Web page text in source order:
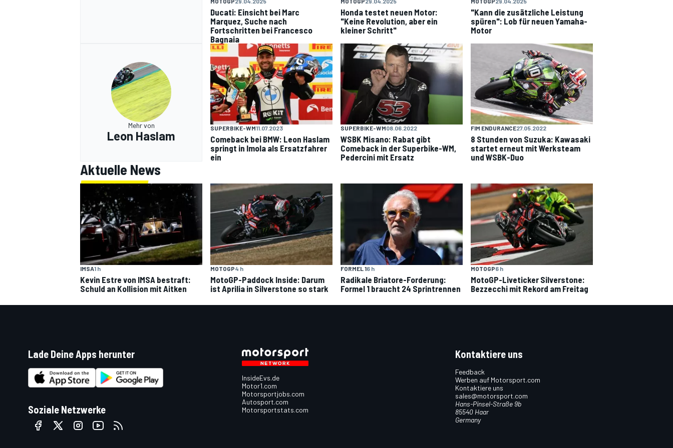
Ducati: Einsicht bei Marc
Marquez, Suche nach
Fortschritten bei Francesco
Bagnaia
Honda testet neuen Motor:
"Keine Revolution, aber ein
kleiner Schritt"
"Kann die zusätzliche Leistung
spüren": Lob für neuen Yamaha-
Motor
Mehr von
Leon Haslam
SUPERBIKE-WM11.07.2023
Comeback bei BMW: Leon Haslam
springt in Imola als Ersatzfahrer
ein
SUPERBIKE-WM08.06.2022
WSBK Misano: Rabat gibt
Comeback in der Superbike-WM,
Pedercini mit Ersatz
FIM ENDURANCE27.05.2022
8 Stunden von Suzuka: Kawasaki
startet erneut mit Werksteam
und WSBK-Duo
Aktuelle News
IMSA1 h
Kevin Estre von IMSA bestraft:
Schuld an Kollision mit Aitken
MOTOGP4 h
MotoGP-Paddock Inside: Darum
ist Aprilia in Silverstone so stark
FORMEL 16 h
Radikale Briatore-Forderung:
Formel 1 braucht 24 Sprintrennen
MOTOGP6 h
MotoGP-Liveticker Silverstone:
Bezzecchi mit Rekord am Freitag
Lade Deine Apps herunter
Soziale Netzwerke
InsideEvs.de
Motor1.com
Motorsportjobs.com
Autosport.com
Motorsportstats.com
Kontaktiere uns
Feedback
Werben auf Motorsport.com
Kontaktiere uns
sales@motorsport.com
Hans-Pinsel-Straße 9b
85540 Haar
Germany